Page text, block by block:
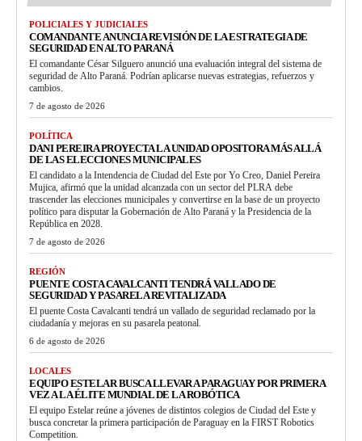
POLICIALES Y JUDICIALES
COMANDANTE ANUNCIA REVISIÓN DE LA ESTRATEGIA DE
SEGURIDAD EN ALTO PARANÁ
El comandante César Silguero anunció una evaluación integral del sistema de
seguridad de Alto Paraná. Podrían aplicarse nuevas estrategias, refuerzos y
cambios.
7 de agosto de 2026
POLÍTICA
DANI PEREIRA PROYECTA LA UNIDAD OPOSITORA MÁS ALLÁ
DE LAS ELECCIONES MUNICIPALES
El candidato a la Intendencia de Ciudad del Este por Yo Creo, Daniel Pereira
Mujica, afirmó que la unidad alcanzada con un sector del PLRA debe
trascender las elecciones municipales y convertirse en la base de un proyecto
político para disputar la Gobernación de Alto Paraná y la Presidencia de la
República en 2028.
7 de agosto de 2026
REGIÓN
PUENTE COSTA CAVALCANTI TENDRÁ VALLADO DE
SEGURIDAD Y PASARELA REVITALIZADA
El puente Costa Cavalcanti tendrá un vallado de seguridad reclamado por la
ciudadanía y mejoras en su pasarela peatonal.
6 de agosto de 2026
LOCALES
EQUIPO ESTELAR BUSCA LLEVAR A PARAGUAY POR PRIMERA
VEZ A LA ÉLITE MUNDIAL DE LA ROBÓTICA
El equipo Estelar reúne a jóvenes de distintos colegios de Ciudad del Este y
busca concretar la primera participación de Paraguay en la FIRST Robotics
Competition.